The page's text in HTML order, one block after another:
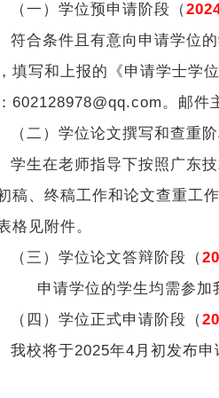
（一）学位预申请阶段（
符合条件且有意向申请学位
填写和上报的《申请学士学
602128978@qq.com。邮件
（二）学位论文撰写和查重
学生在老师指导下按照广东
稿、终稿工作和论文查重工
格见附件。
（三）学位论文答辩阶段（
申请学位的学生均需参加
（四）学位正式申请阶段（
我校将于2025年4月初发布